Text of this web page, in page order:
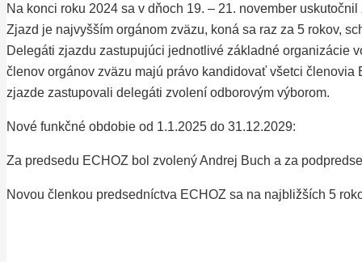
Na konci roku 2024 sa v dňoch 19. – 21. november
Zjazd je najvyšším orgánom zväzu, koná sa raz za 5 rokov,
Delegáti zjazdu zastupujúci jednotlivé základné organizácie
členov orgánov zväzu majú právo kandidovať všetci
zjazde zastupovali delegáti zvolení odborovým výborom.
Nové funkčné obdobie od 1.1.2025 do 31.12.2029:
Za predsedu ECHOZ bol zvolený Andrej Buch a za
Novou členkou predsedníctva ECHOZ sa na najbližších 5